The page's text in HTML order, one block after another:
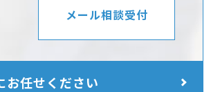
メール相談受付
お任せください